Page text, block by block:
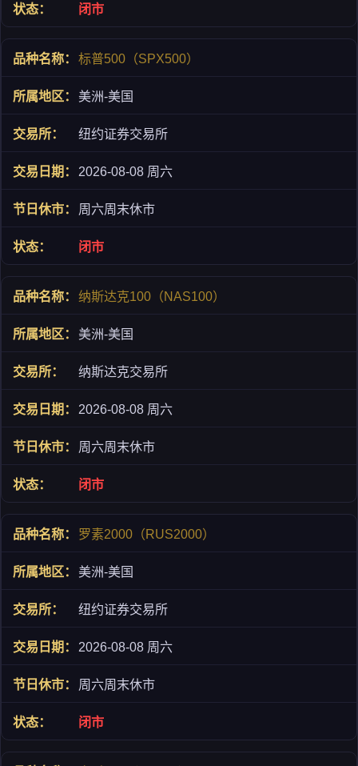
闭市
标普500（SPX500）
美洲-美国
纽约证券交易所
2026-08-08 周六
周六周末休市
闭市
纳斯达克100（NAS100）
美洲-美国
纳斯达克交易所
2026-08-08 周六
周六周末休市
闭市
罗素2000（RUS2000）
美洲-美国
纽约证券交易所
2026-08-08 周六
周六周末休市
闭市